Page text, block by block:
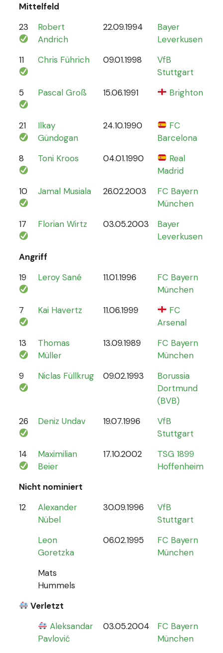
Mittelfeld
23
Robert
Andrich
22.09.1994
Bayer
Leverkusen
11 Chris Führich 09.01.1998
VfB
Stuttgart
5 Pascal Groß 15.06.1991 Brighton
21
Ilkay
Gündogan
24.10.1990
FC
Barcelona
8 Toni Kroos 04.01.1990
Real
Madrid
10 Jamal Musiala 26.02.2003
FC Bayern
München
17 Florian Wirtz 03.05.2003
Bayer
Leverkusen
Angriff
19
Leroy Sané 11.01.1996
FC Bayern
München
7 Kai Havertz 11.06.1999
FC
Arsenal
13
Thomas
Müller
13.09.1989
FC Bayern
München
9 Niclas Füllkrug 09.02.1993
Borussia
Dortmund
(BVB)
26 Deniz Undav 19.07.1996
VfB
Stuttgart
14
Maximilian
Beier
17.10.2002
TSG 1899
Hoffenheim
Nicht nominiert
12
Alexander
Nübel
30.09.1996
VfB
Stuttgart
Leon
Goretzka
06.02.1995
FC Bayern
München
Mats
Hummels
Verletzt
Aleksandar
Pavlović
03.05.2004
FC Bayern
München